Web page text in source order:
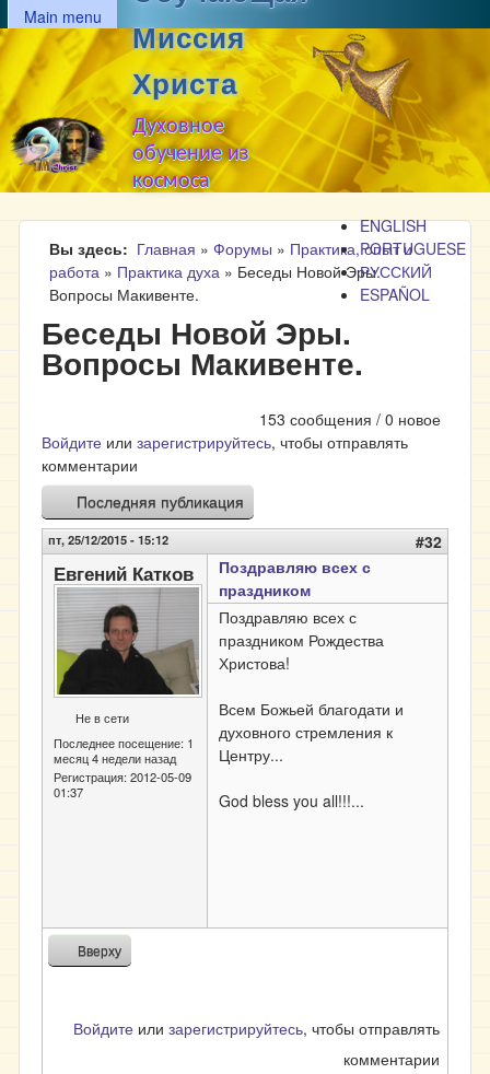
Перейти к основному
содержанию
MAIN MENU
Main menu
Миссия
Христа
Духовное
обучение из
космоса
ENGLISH
PORTUGUESE
РУССКИЙ
ESPAÑOL
Вы здесь Главная » Форумы » Практика, опыт и
работа » Практика духа » Беседы Новой Эры.
Вопросы Макивенте.
Беседы Новой Эры.
Вопросы Макивенте.
153 сообщения / 0 новое
Войдите или зарегистрируйтесь, чтобы отправлять
комментарии
Последняя публикация
пт, 25/12/2015 - 15:12 #32
Евгений Катков
Не в сети
Последнее посещение: 1
месяц 4 недели назад
Регистрация:2012-05-09
01:37
Поздравляю всех с
праздником
Поздравляю всех с
праздником Рождества
Христова!
Всем Божьей благодати и
духовного стремления к
Центру...
God bless you all!!!...
Вверху
Войдите или зарегистрируйтесь, чтобы отправлять
комментарии